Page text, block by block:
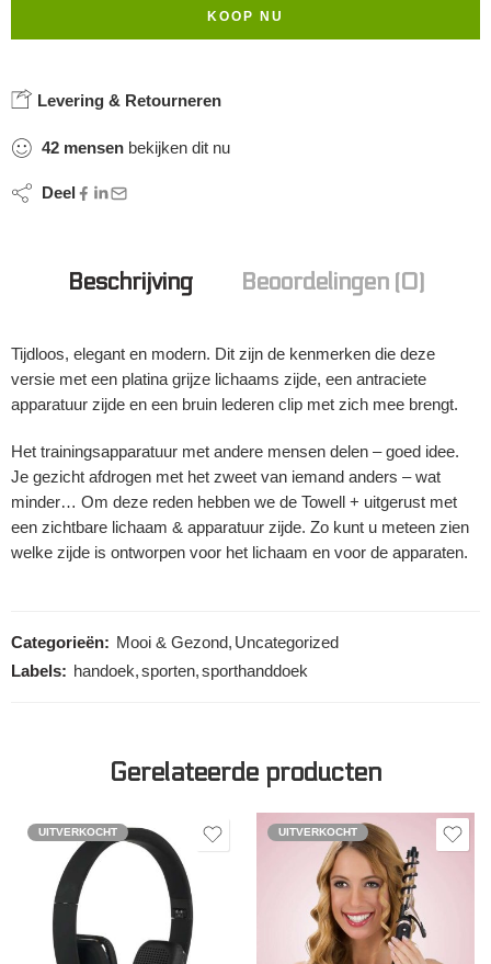
KOOP NU
Levering & Retourneren
42 mensen bekijken dit nu
Deel
Beschrijving Beoordelingen (0)
Tijdloos, elegant en modern. Dit zijn de kenmerken die deze
versie met een platina grijze lichaams zijde, een antraciete
apparatuur zijde en een bruin lederen clip met zich mee brengt.
Het trainingsapparatuur met andere mensen delen – goed idee.
Je gezicht afdrogen met het zweet van iemand anders – wat
minder… Om deze reden hebben we de Towell + uitgerust met
een zichtbare lichaam & apparatuur zijde. Zo kunt u meteen zien
welke zijde is ontworpen voor het lichaam en voor de apparaten.
Categorieën: Mooi & Gezond, Uncategorized
Labels: handoek,sporten,sporthanddoek
Gerelateerde producten
UITVERKOCHT UITVERKOCHT